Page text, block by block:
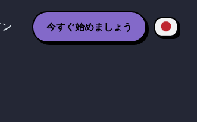
ン 今すぐ始めましょう